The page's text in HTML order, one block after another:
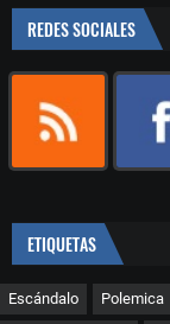
REDES SOCIALES
ETIQUETAS
Escándalo Polemica